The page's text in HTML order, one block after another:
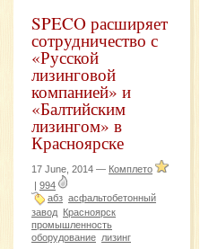
SPECO расширяет
сотрудничество с
«Русской
лизинговой
компанией» и
«Балтийским
лизингом» в
Красноярске
17 June, 2014 — Комплето
994
абз асфальтобетонный
завод
Красноярск
промышленность
оборудование лизинг